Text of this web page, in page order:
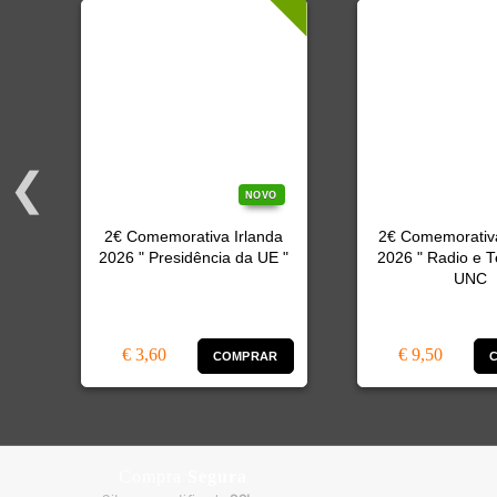
NOVO
2€ Comemorativa Irlanda
2026 " Presidência da UE "
€ 3,60 COMPRAR
2€
2026 " Radio e
UNC
€ 9,50